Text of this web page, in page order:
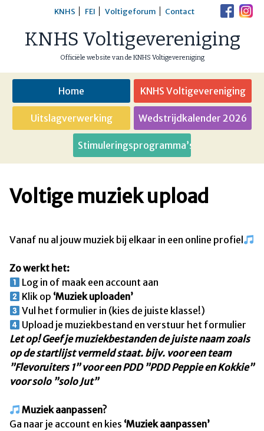
content
KNHS FEI Voltigeforum Contact
KNHS Voltigevereniging
Officiële website van de KNHS Voltigevereniging
Home KNHS Voltigevereniging
Uitslagverwerking Wedstrijdkalender 2026
Stimuleringsprogramma’s
Voltige muziek upload
Vanaf nu al jouw muziek bij elkaar in een online profiel
Zo werkt het:
Log in of maak een account aan
Klik op ‘Muziek uploaden’
Vul het formulier in (kies de juiste klasse!)
Upload je muziekbestand en verstuur het formulier
Let op! Geef je muziekbestanden de juiste naam zoals
op de startlijst vermeld staat. bijv. voor een team
”Flevoruiters 1” voor een PDD ”PDD Peppie en Kokkie”
voor solo ”solo Jut”
Muziek aanpassen?
Ga naar je account en kies ‘Muziek aanpassen’